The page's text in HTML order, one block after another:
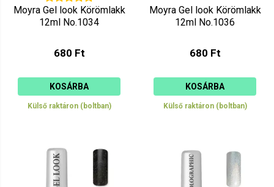
Moyra Gel look Körömlakk
12ml No.1034
680 Ft
KOSÁRBA
Külső raktáron (boltban)
Moyra Gel look Körömlakk
12ml No.1036
680 Ft
KOSÁRBA
Külső raktáron (boltban)